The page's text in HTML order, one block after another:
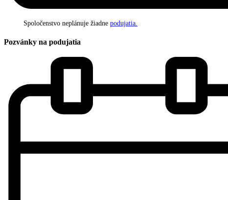
Spoločenstvo neplánuje žiadne podujatia.
Pozvánky na podujatia